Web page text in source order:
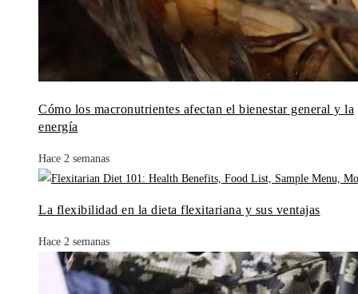
Cómo los macronutrientes afectan el bienestar general y la
energía
Hace 2 semanas
La flexibilidad en la dieta flexitariana y sus ventajas
Hace 2 semanas